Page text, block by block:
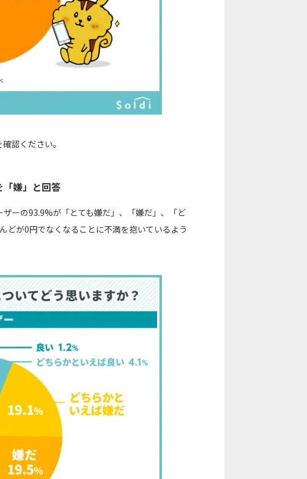
確認ください。
嫌」と回答
ーの93.9%が「とても嫌だ」、「嫌だ」、「ど
どが0円でなくなることに不満を抱いているよう